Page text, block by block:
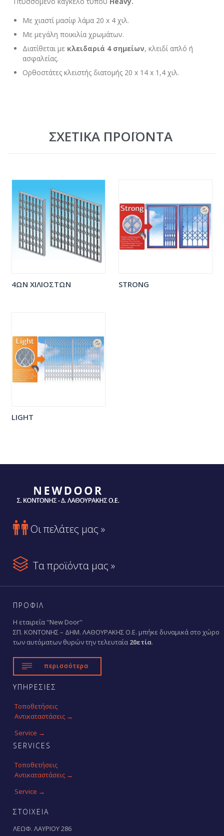
Με χιαστί μασίφ λάμα 20 x 4 χιλ.
Με μεγάλη ποικιλία χρωμάτων.
Διατίθεται με κλειδαριά 4 σημείων, κλειδί απλό ή
ασφαλείας.
Ορθοστάτες κλειστής διατομής 20 x 14 x 1,4 χιλ.
ΣΧΕΤΙΚΆ ΠΡΟΪΌΝΤΑ
4ΩΝ ΧΙΛΙΟΣΤΩΝ STRONG
LIGHT
 Οι πελάτες μας »
 Τα προϊόντα μας »
ΠΡΟΦΙΛ
Η εταιρεία ''New Door''
ΣΠ. ΚΟΝΤΟΝΗΣ – ΔΗΜ. ΛΑΘΟΥΡΑΚΗΣ Ο.Ε. μπήκε δυναμικά στο χώρο
των αυτόματων θυρών την τελευταία 20ετία.
 περισσότερα
ΥΠΗΡΕΣΙΕΣ
Τοποθετήσεις
Αντικαταστάσεις →
Service →
SERVICES
Τοποθετήσεις
Αντικαταστάσεις →
Service →
ΣΤΟΙΧΕΙΑ
ΛΕΩΦ. ΛΑΥΡΙΟΥ 286